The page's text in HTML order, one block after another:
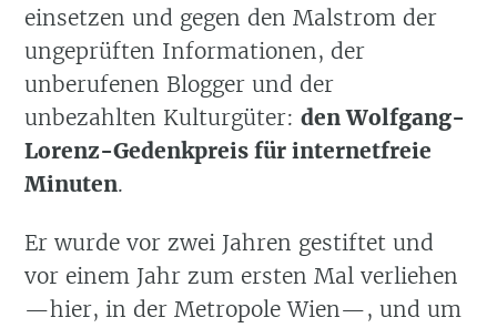
einsetzen und gegen den Malstrom der
ungeprüften Informationen, der
unberufenen Blogger und der
unbezahlten Kulturgüter:den Wolfgang-
Lorenz-Gedenkpreis für internetfreie
Minuten.
Er wurde vor zwei Jahren gestiftet und
vor einem Jahr zum ersten Mal verliehen
—hier, in der Metropole Wien—, und um